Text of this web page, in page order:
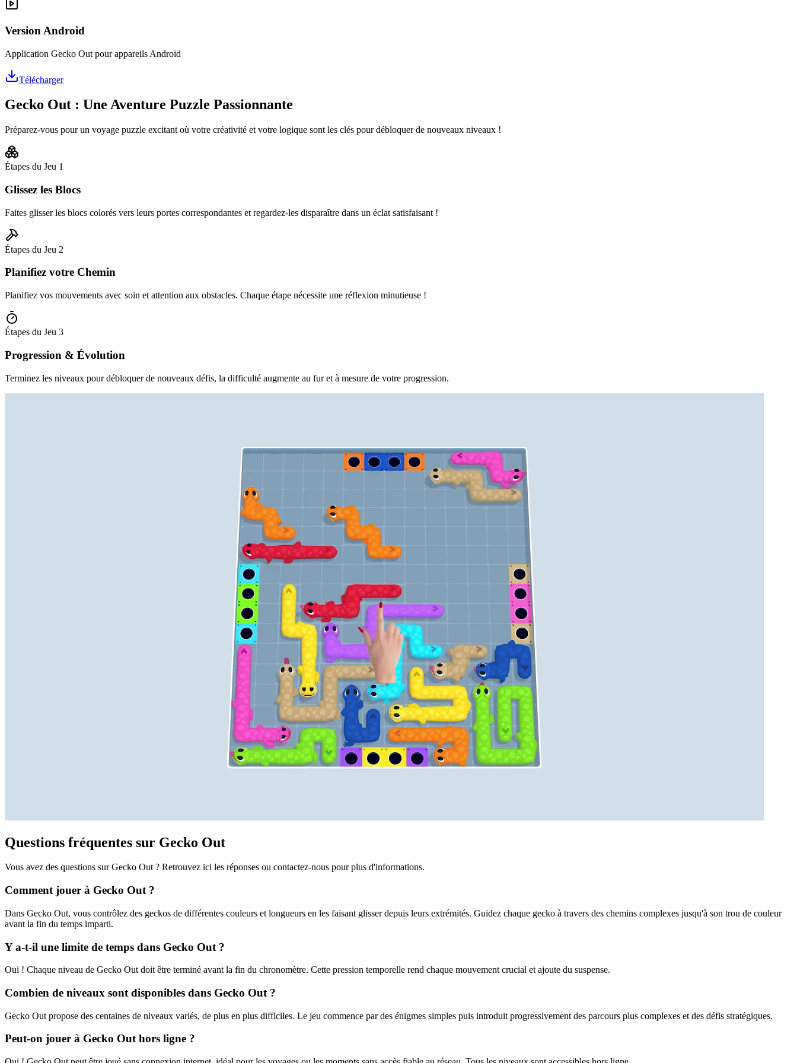
Version Android
Application Gecko Out pour appareils Android
Télécharger
Gecko Out : Une Aventure Puzzle Passionnante
Préparez-vous pour un voyage puzzle excitant où votre créativité et votre logique sont les clés pour débloquer de nouveaux niveaux !
Étapes du Jeu 1
Glissez les Blocs
Faites glisser les blocs colorés vers leurs portes correspondantes et regardez-les disparaître dans un éclat satisfaisant !
Étapes du Jeu 2
Planifiez votre Chemin
Planifiez vos mouvements avec soin et attention aux obstacles. Chaque étape nécessite une réflexion minutieuse !
Étapes du Jeu 3
Progression & Évolution
Terminez les niveaux pour débloquer de nouveaux défis, la difficulté augmente au fur et à mesure de votre progression.
Questions fréquentes sur Gecko Out
Vous avez des questions sur Gecko Out ? Retrouvez ici les réponses ou contactez-nous pour plus d'informations.
Comment jouer à Gecko Out ?
Dans Gecko Out, vous contrôlez des geckos de différentes couleurs et longueurs en les faisant glisser depuis leurs extrémités. Guidez chaque gecko à travers des chemins complexes jusqu'à son trou de couleur
avant la fin du temps imparti.
Y a-t-il une limite de temps dans Gecko Out ?
Oui ! Chaque niveau de Gecko Out doit être terminé avant la fin du chronomètre. Cette pression temporelle rend chaque mouvement crucial et ajoute du suspense.
Combien de niveaux sont disponibles dans Gecko Out ?
Gecko Out propose des centaines de niveaux variés, de plus en plus difficiles. Le jeu commence par des énigmes simples puis introduit progressivement des parcours plus complexes et des défis stratégiques.
Peut-on jouer à Gecko Out hors ligne ?